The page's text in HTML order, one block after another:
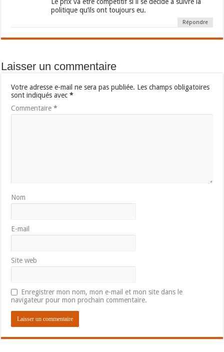
politique qu’ils ont toujours eu.
Répondre
Laisser un commentaire
Votre adresse e-mail ne sera pas publiée. Les champs obligatoires
sont indiqués avec*
Commentaire*
Nom
E-mail
Site web
Enregistrer mon nom, mon e-mail et mon site dans le
navigateur pour mon prochain commentaire.